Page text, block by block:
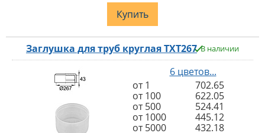
Купить
Заглушка для труб круглая TXT267 В наличии
6 цветов...
от 1
702.65
от 100
622.05
от 500
524.41
от 1000
445.12
от 5000
432.18